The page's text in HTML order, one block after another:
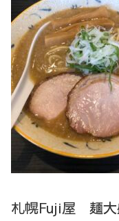
札幌Fuji屋 麺大